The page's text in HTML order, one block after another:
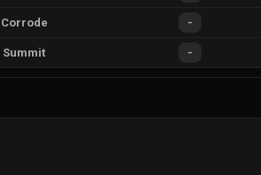
Corrode -
Summit -